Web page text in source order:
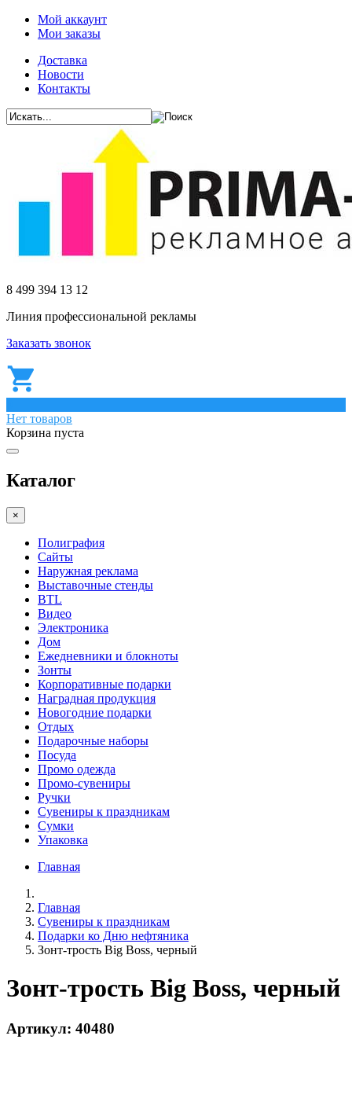
Мой аккаунт
Мои заказы
Доставка
Новости
Контакты
8 499 394 13 12
Линия профессиональной рекламы
Заказать звонок
Нет товаров
Корзина пуста
Каталог
×
Полиграфия
Сайты
Наружная реклама
Выставочные стенды
BTL
Видео
Электроника
Дом
Ежедневники и блокноты
Зонты
Корпоративные подарки
Наградная продукция
Новогодние подарки
Отдых
Подарочные наборы
Посуда
Промо одежда
Промо-сувениры
Ручки
Сувениры к праздникам
Сумки
Упаковка
Главная
Главная
Сувениры к праздникам
Подарки ко Дню нефтяника
Зонт-трость Big Boss, черный
Зонт-трость Big Boss, черный
Артикул: 40480